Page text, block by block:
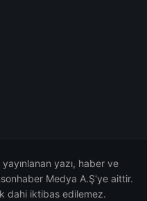
yazı, haber ve
Medya A.Ş'ye aittir.
dahi iktibas edilemez.